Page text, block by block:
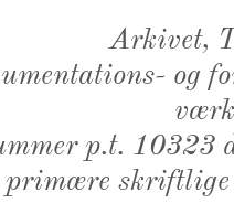
Arkivet,
og
p.t. 10323
primære